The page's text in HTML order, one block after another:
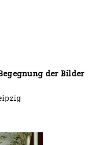
der Bilder